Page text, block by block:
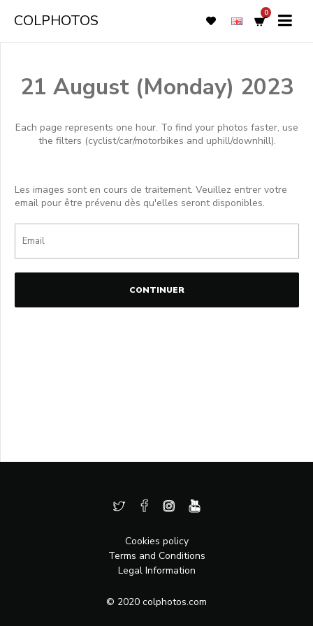
COLPHOTOS 0
21 August (Monday) 2023
Each page represents one hour. To find your photos faster, use
the filters (cyclist/car/motorbikes and uphill/downhill).
Les images sont en cours de traitement. Veuillez entrer votre
email pour être prévenu dès qu'elles seront disponibles.
CONTINUER
Cookies policy
Terms and Conditions
Legal Information
© 2020 colphotos.com